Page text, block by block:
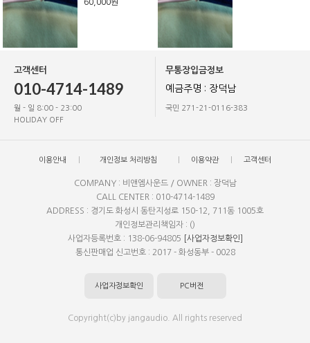
60,000원
고객센터
010-4714-1489
월 - 일 8:00 - 23:00
HOLIDAY OFF
무통장입금정보
예금주명 : 장덕남
국민 271-21-0116-383
이용안내 개인정보 처리방침 이용약관 고객센터
COMPANY : 비앤엠사운드 / OWNER : 장덕남
CALL CENTER : 010-4714-1489
ADDRESS : 경기도 화성시 동탄지성로 150-12, 711동 1005호
개인정보관리책임자 : ()
사업자등록번호 : 138-06-94805
[사업자정보확인]
통신판매업 신고번호 : 2017 - 화성동부 - 0028
사업자정보확인 PC버전
Copyright(c)by jangaudio. All rights reserved